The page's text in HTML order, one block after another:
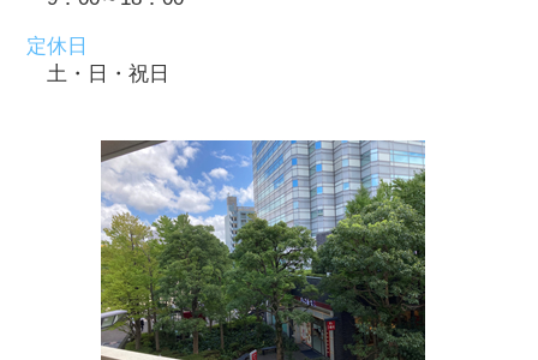
定休日
土・日・祝日